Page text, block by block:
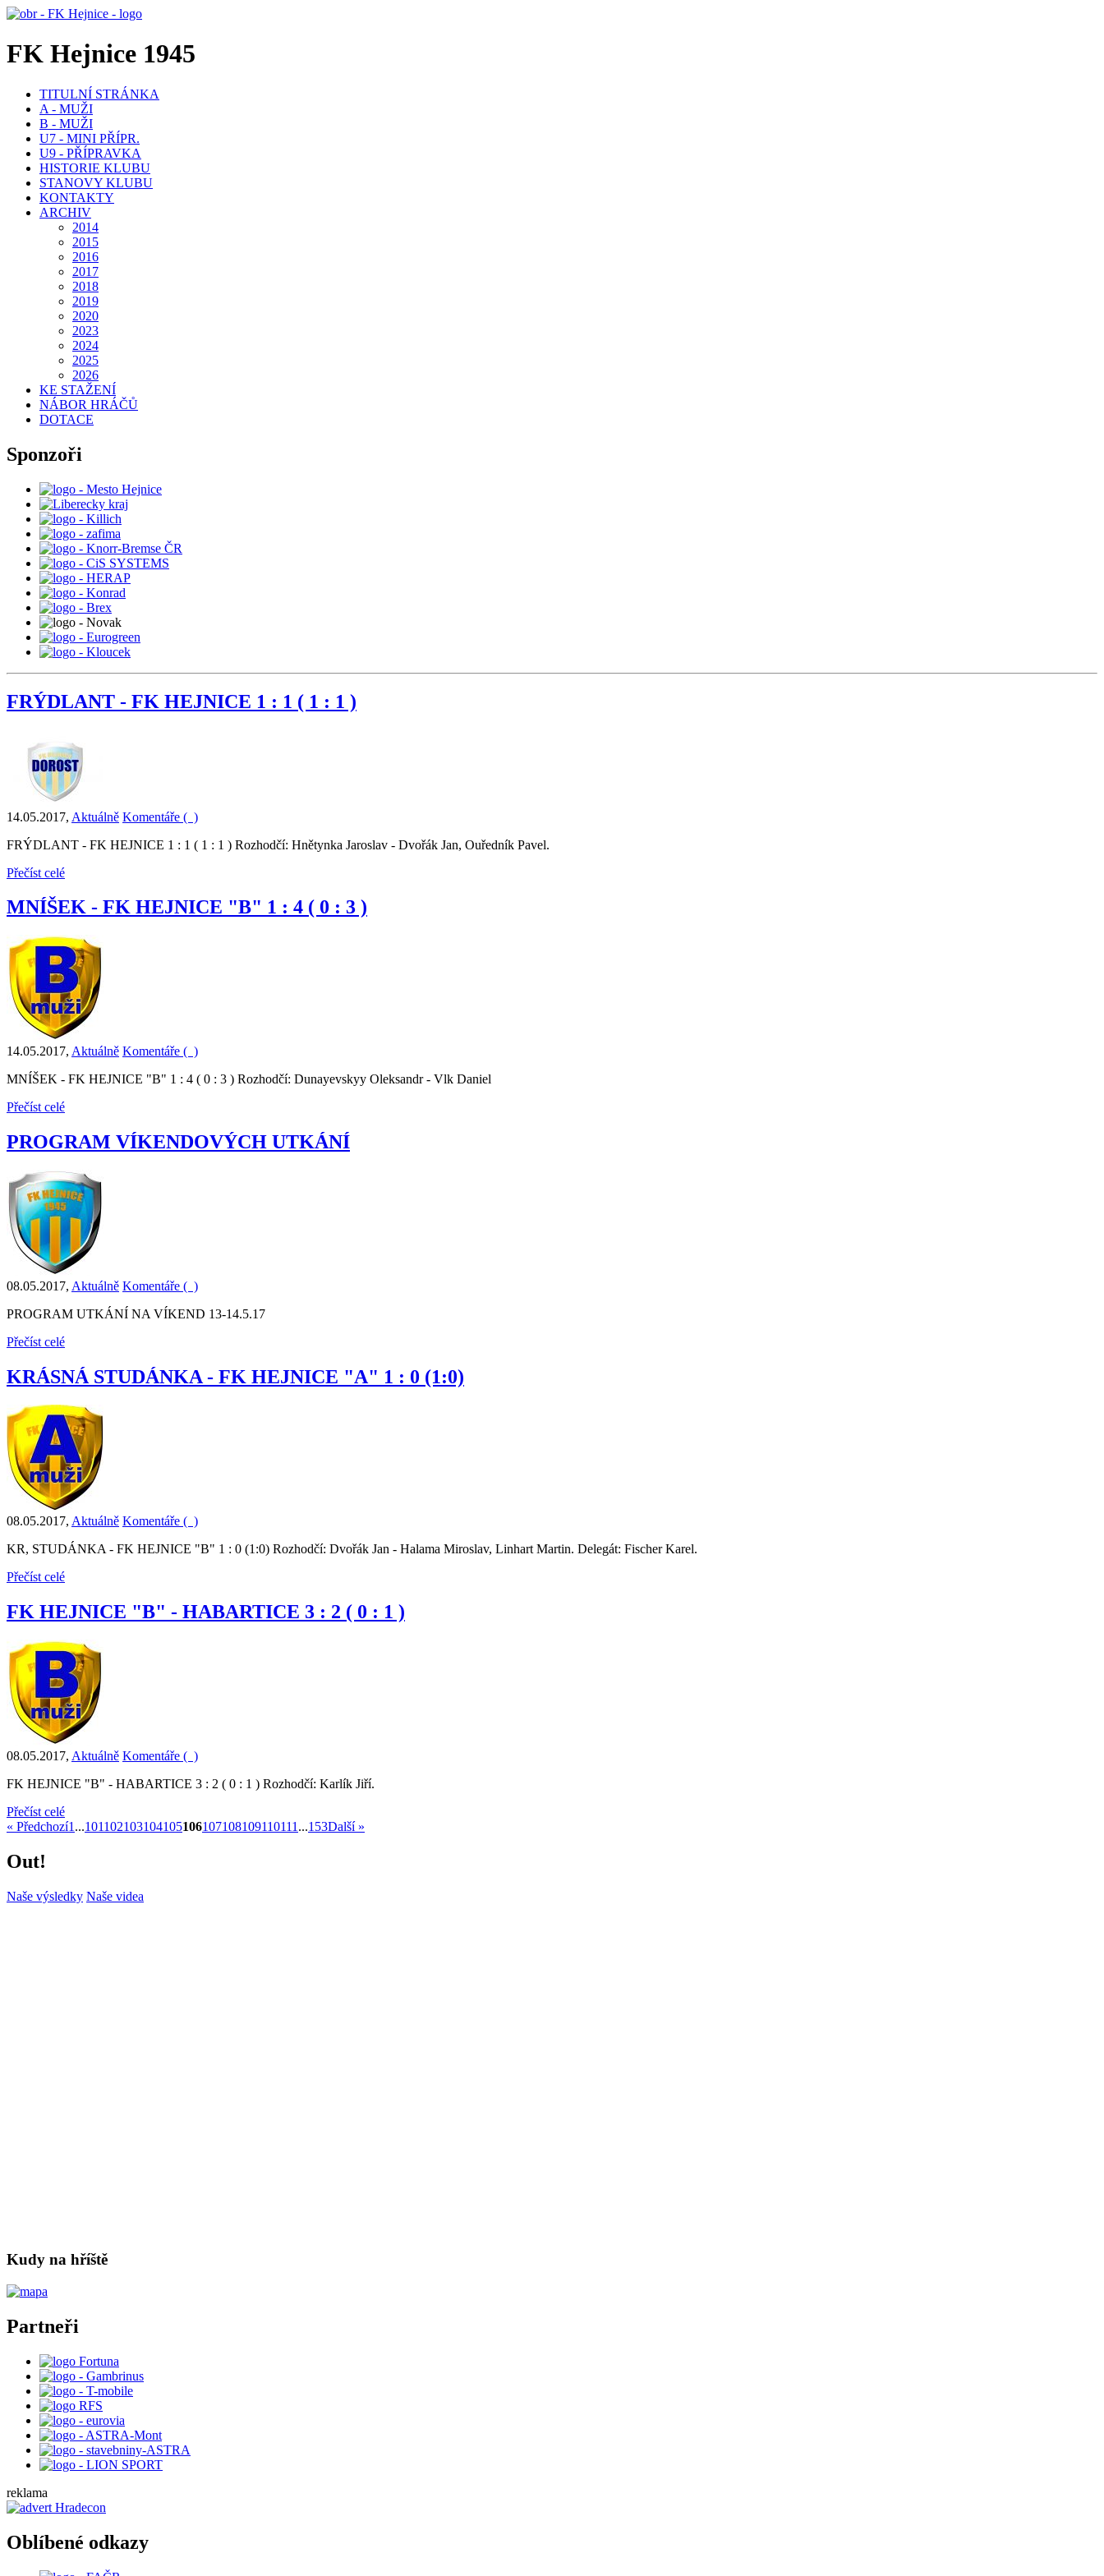
FK Hejnice 1945
TITULNÍ STRÁNKA
A - MUŽI
B - MUŽI
U7 - MINI PŘÍPR.
U9 - PŘÍPRAVKA
HISTORIE KLUBU
STANOVY KLUBU
KONTAKTY
ARCHIV
2014
2015
2016
2017
2018
2019
2020
2023
2024
2025
2026
KE STAŽENÍ
NÁBOR HRÁČŮ
DOTACE
Sponzoři
FRÝDLANT - FK HEJNICE 1 : 1 ( 1 : 1 )
14.05.2017, Aktuálně Komentáře ( )
FRÝDLANT - FK HEJNICE 1 : 1 ( 1 : 1 ) Rozhodčí: Hnětynka Jaroslav - Dvořák Jan, Ouředník Pavel.
Přečíst celé
MNÍŠEK - FK HEJNICE "B" 1 : 4 ( 0 : 3 )
14.05.2017, Aktuálně Komentáře ( )
MNÍŠEK - FK HEJNICE "B" 1 : 4 ( 0 : 3 ) Rozhodčí: Dunayevskyy Oleksandr - Vlk Daniel
Přečíst celé
PROGRAM VÍKENDOVÝCH UTKÁNÍ
08.05.2017, Aktuálně Komentáře ( )
PROGRAM UTKÁNÍ NA VÍKEND 13-14.5.17
Přečíst celé
KRÁSNÁ STUDÁNKA - FK HEJNICE "A" 1 : 0 (1:0)
08.05.2017, Aktuálně Komentáře ( )
KR, STUDÁNKA - FK HEJNICE "B" 1 : 0 (1:0) Rozhodčí: Dvořák Jan - Halama Miroslav, Linhart Martin. Delegát: Fischer Karel.
Přečíst celé
FK HEJNICE "B" - HABARTICE 3 : 2 ( 0 : 1 )
08.05.2017, Aktuálně Komentáře ( )
FK HEJNICE "B" - HABARTICE 3 : 2 ( 0 : 1 ) Rozhodčí: Karlík Jiří.
Přečíst celé
« Předchozí1 ...101102103104105106107108109110111 ...153Další »
Out!
Naše výsledky Naše videa
Kudy na hříště
Partneři
reklama
Oblíbené odkazy